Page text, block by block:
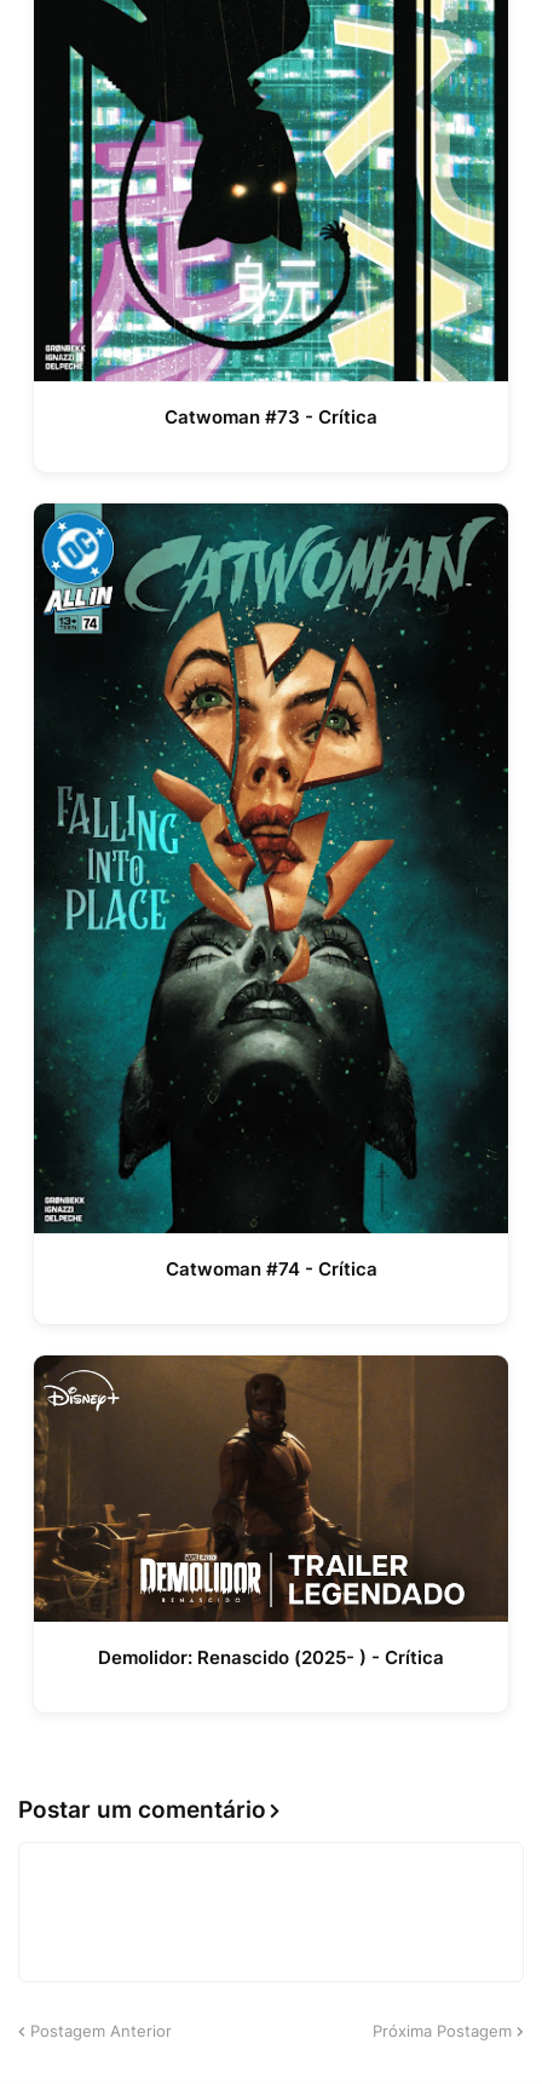
Catwoman #73 - Crítica
Catwoman #74 - Crítica
Demolidor: Renascido (2025- ) - Crítica
Postar um comentário
Postagem Anterior Próxima Postagem